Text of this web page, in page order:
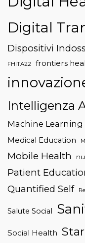
Digital
Dispositivi
FHITA22 frontiers
Intelligenza
Machine Learning
Medical Education
Mobile Health
Patient
Quantified Self
Salute Social
Social Health